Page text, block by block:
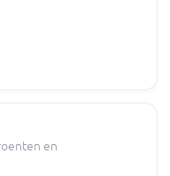
en